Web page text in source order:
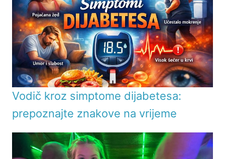
Vodič kroz simptome dijabetesa:
prepoznajte znakove na vrijeme